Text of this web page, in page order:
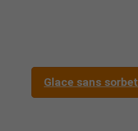
Glace sans